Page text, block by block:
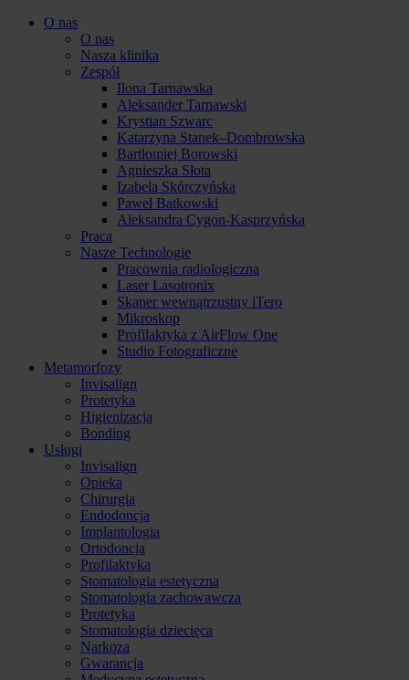
O nas
O nas
Nasza klinika
Zespół
Ilona Tarnawska
Aleksander Tarnawski
Krystian Szwarc
Katarzyna Stanek–Dombrowska
Bartłomiej Borowski
Agnieszka Słota
Izabela Skórczyńska
Paweł Batkowski
Aleksandra Cygon-Kasprzyńska
Praca
Nasze Technologie
Pracownia radiologiczna
Laser Lasotronix
Skaner wewnątrzustny iTero
Mikroskop
Profilaktyka z AirFlow One
Studio Fotograficzne
Metamorfozy
Invisalign
Protetyka
Higienizacja
Bonding
Usługi
Invisalign
Opieka
Chirurgia
Endodoncja
Implantologia
Ortodoncja
Profilaktyka
Stomatologia estetyczna
Stomatologia zachowawcza
Protetyka
Stomatologia dziecięca
Narkoza
Gwarancja